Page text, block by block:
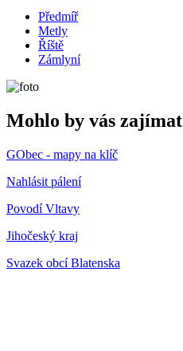
Předmíř
Metly
Říště
Zámlyní
Mohlo by vás zajímat
GObec - mapy na klíč
Nahlásit pálení
Povodí Vltavy
Jihočeský kraj
Svazek obcí Blatenska